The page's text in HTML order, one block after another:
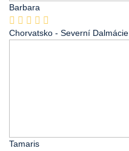
Barbara
Chorvatsko - Severní Dalmácie
Tamaris